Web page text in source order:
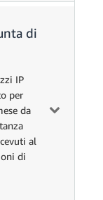
Calcolo
€ per messaggio
messaggi
di
IP
per
da
al
di